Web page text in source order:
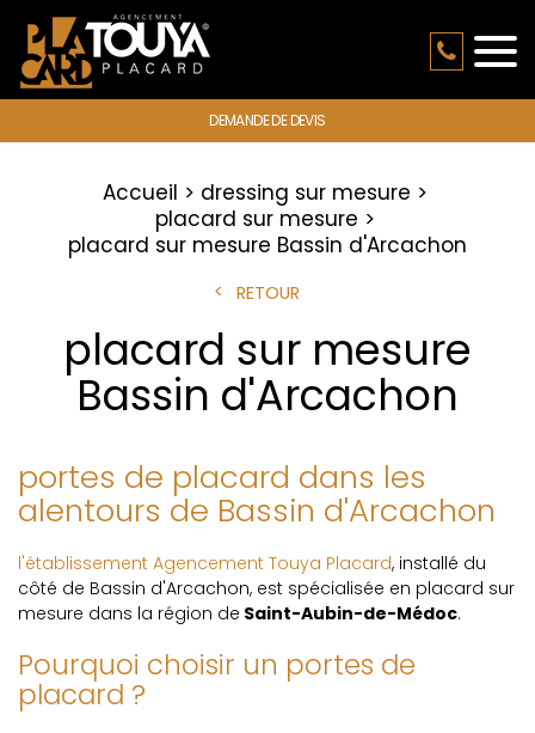
DEMANDE DE DEVIS
Accueil
dressing sur mesure
placard sur mesure
placard sur mesure Bassin d'Arcachon
RETOUR
placard sur mesure
Bassin d'Arcachon
portes de placard dans les
alentours de Bassin d'Arcachon
l'établissement Agencement Touya Placard, installé du
côté de Bassin d'Arcachon, est spécialisée en placard sur
mesure dans la région de Saint-Aubin-de-Médoc.
Pourquoi choisir un portes de
placard ?